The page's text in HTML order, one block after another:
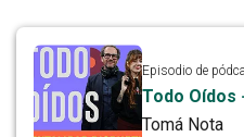
Episodio de
Todo Oídos
Tomá Nota